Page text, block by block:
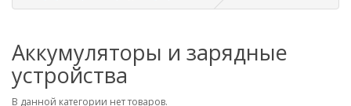
Аккумуляторы и зарядные
устройства
В данной категории нет товаров.